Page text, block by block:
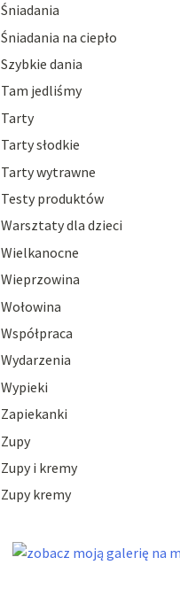
Śniadania
Śniadania na ciepło
Szybkie dania
Tam jedliśmy
Tarty
Tarty słodkie
Tarty wytrawne
Testy produktów
Warsztaty dla dzieci
Wielkanocne
Wieprzowina
Wołowina
Współpraca
Wydarzenia
Wypieki
Zapiekanki
Zupy
Zupy i kremy
Zupy kremy